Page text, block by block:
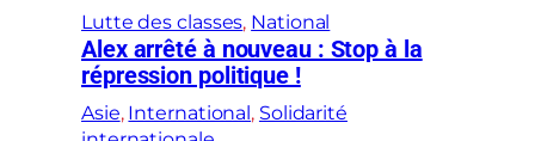
Lutte des classes, National
Alex arrêté à nouveau : Stop à la
répression politique !
Asie, International, Solidarité